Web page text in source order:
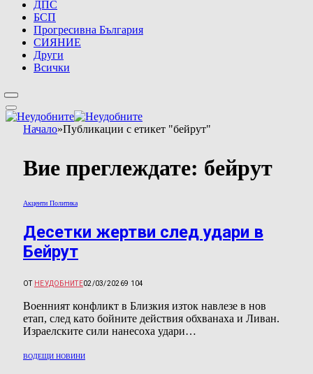
ДПС
БСП
Прогресивна България
СИЯНИЕ
Други
Всички
Начало»Публикации с етикет "бейрут"
Вие преглеждате: бейрут
Акценти Политика
Десетки жертви след удари в
Бейрут
ОТ НЕУДОБНИТЕ02/03/20269 104
Военният конфликт в Близкия изток навлезе в нов
етап, след като бойните действия обхванаха и Ливан.
Израелските сили нанесоха удари…
ВОДЕЩИ НОВИНИ